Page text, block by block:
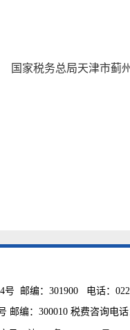
国家税务总局天津市蓟
号 邮编：301900 电话：
编：300010 税费咨询电话